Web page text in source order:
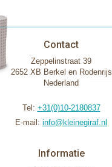
Contact
Zeppelinstraat 39
2652 XB Berkel en Rodenrijs
Nederland
Tel: +31(0)10-2180837
E-mail: info@kleinegiraf.nl
Informatie